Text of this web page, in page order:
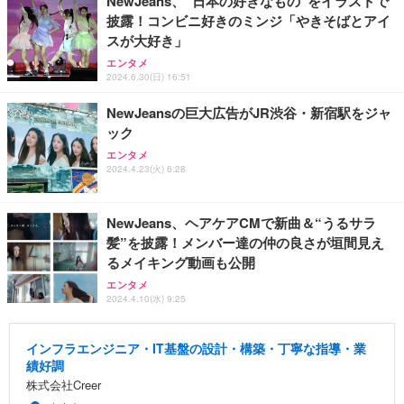
披露！コンビニ好きのミンジ「やきそばとアイ
スが大好き」
エンタメ
2024.6.30(日) 16:51
NewJeansの巨大広告がJR渋谷・新宿駅をジャ
ック
エンタメ
2024.4.23(火) 6:28
NewJeans、ヘアケアCMで新曲＆“うるサラ
髪”を披露！メンバー達の仲の良さが垣間見え
るメイキング動画も公開
エンタメ
2024.4.10(水) 9:25
インフラエンジニア・IT基盤の設計・構築・丁寧な指導・業
績好調
株式会社Creer